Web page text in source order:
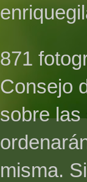
871
Consejo
sobre las
misma.